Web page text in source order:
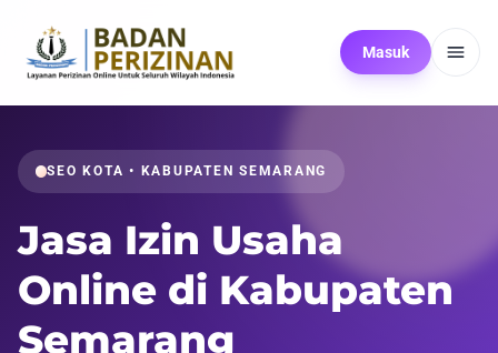
Masuk
SEO KOTA • KABUPATEN SEMARANG
Jasa Izin Usaha
Online di Kabupaten
Semarang